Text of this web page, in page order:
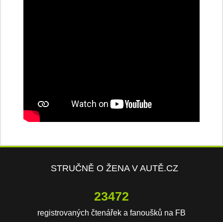
STRUČNĚ O ŽENA V AUTĚ.CZ
23472
registrovaných čtenářek a fanoušků na FB